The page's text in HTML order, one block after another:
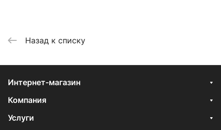
Назад к списку
Интернет-магазин
Компания
Услуги